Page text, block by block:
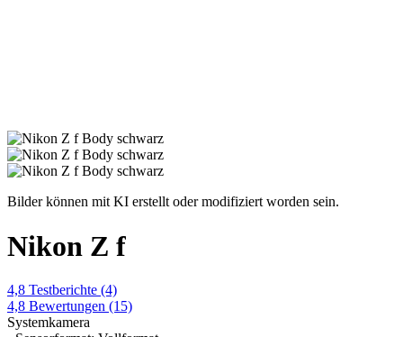
Bilder können mit KI erstellt oder modifiziert worden sein.
Nikon Z f
4,8 Testberichte (4)
4,8 Bewertungen (15)
Systemkamera